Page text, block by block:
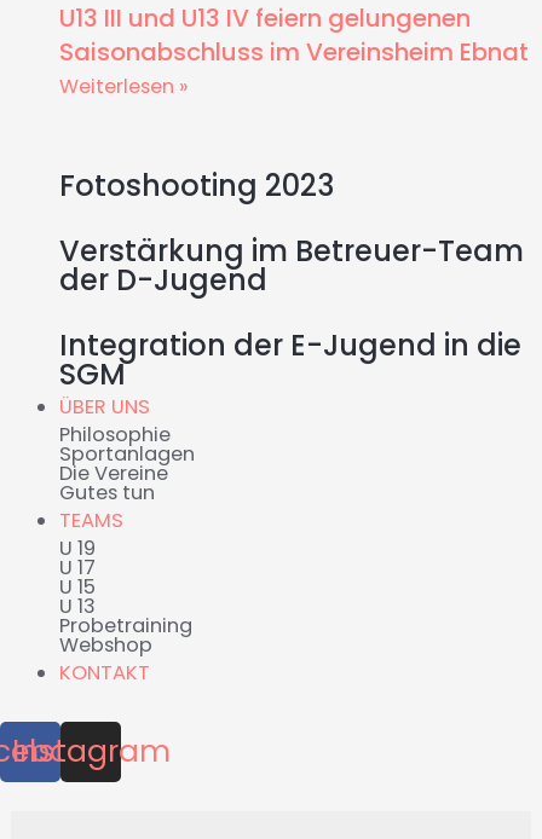
U13 III und U13 IV feiern gelungenen
Saisonabschluss im Vereinsheim Ebnat
Weiterlesen »
Fotoshooting 2023
Verstärkung im Betreuer-Team
der D-Jugend
Integration der E-Jugend in die
SGM
ÜBER UNS
Philosophie
Sportanlagen
Die Vereine
Gutes tun
TEAMS
U 19
U 17
U 15
U 13
Probetraining
Webshop
KONTAKT
Instagram